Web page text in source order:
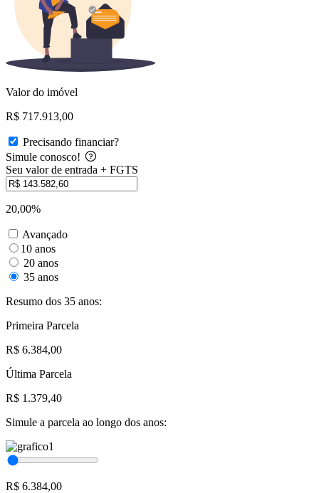
Valor do imóvel
R$ 717.913,00
Precisando financiar?
Simule conosco!
Seu valor de entrada + FGTS
20,00%
Avançado
10 anos
20 anos
35 anos
Resumo dos 35 anos:
Primeira Parcela
R$ 6.384,00
Última Parcela
R$ 1.379,40
Simule a parcela ao longo dos anos:
R$ 6.384,00